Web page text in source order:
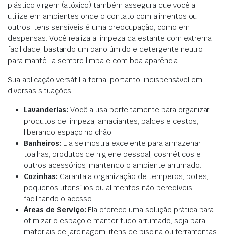
plástico virgem (atóxico) também assegura que você a
utilize em ambientes onde o contato com alimentos ou
outros itens sensíveis é uma preocupação, como em
despensas. Você realiza a limpeza da estante com extrema
facilidade, bastando um pano úmido e detergente neutro
para mantê-la sempre limpa e com boa aparência.
Sua aplicação versátil a torna, portanto, indispensável em
diversas situações:
Lavanderias: Você a usa perfeitamente para organizar
produtos de limpeza, amaciantes, baldes e cestos,
liberando espaço no chão.
Banheiros: Ela se mostra excelente para armazenar
toalhas, produtos de higiene pessoal, cosméticos e
outros acessórios, mantendo o ambiente arrumado.
Cozinhas: Garanta a organização de temperos, potes,
pequenos utensílios ou alimentos não perecíveis,
facilitando o acesso.
Áreas de Serviço: Ela oferece uma solução prática para
otimizar o espaço e manter tudo arrumado, seja para
materiais de jardinagem, itens de piscina ou ferramentas